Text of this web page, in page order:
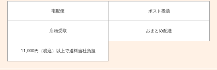
宅配便 ポスト投函
店頭受取 おまとめ配送
11,000円（税込）以上で送料当社負担